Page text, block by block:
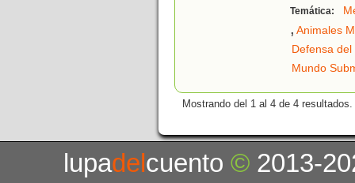
Temática:
, Animales
Defensa
Mundo
Mostrando del 1 al 4 de 4 resultados.
lupadelcuento© 2013-